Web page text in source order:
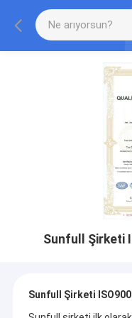
Sunfull Şirketi
Sunfull Şirketi